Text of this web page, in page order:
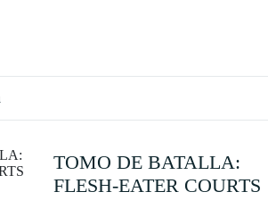
TOMO DE BATALLA:
FLESH-EATER COURTS